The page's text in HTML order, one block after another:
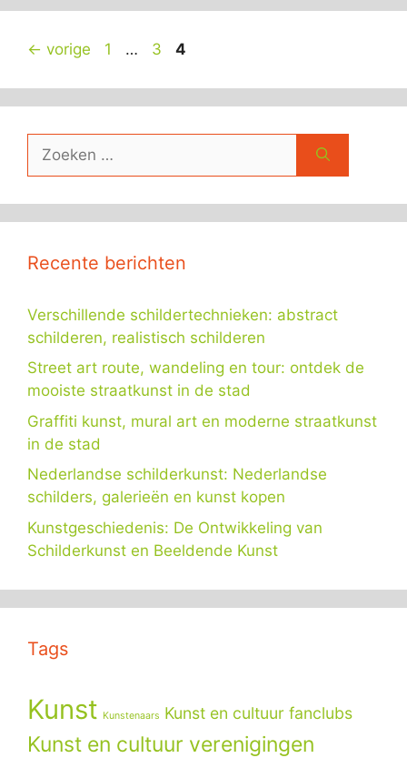
← vorige Pagina
1 … Pagina
3 Pagina
4
naar:
Recente berichten
Verschillende schildertechnieken: abstract
schilderen, realistisch schilderen
Street art route, wandeling en tour: ontdek de
mooiste straatkunst in de stad
Graffiti kunst, mural art en moderne straatkunst
in de stad
Nederlandse schilderkunst: Nederlandse
schilders, galerieën en kunst kopen
Kunstgeschiedenis: De Ontwikkeling van
Schilderkunst en Beeldende Kunst
Tags
Kunst Kunstenaars Kunst en cultuur fanclubs
Kunst en cultuur verenigingen